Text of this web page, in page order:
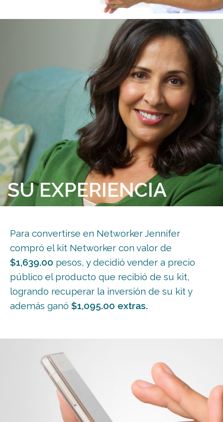
SU EXPERIENCIA
Para convertirse en Networker Jennifer
compró el kit Networker con valor de
$1,639.00 pesos, y decidió vender a precio
público el producto que recibió de su kit,
logrando recuperar la inversión de su kit y
además ganó $1,095.00 extras.